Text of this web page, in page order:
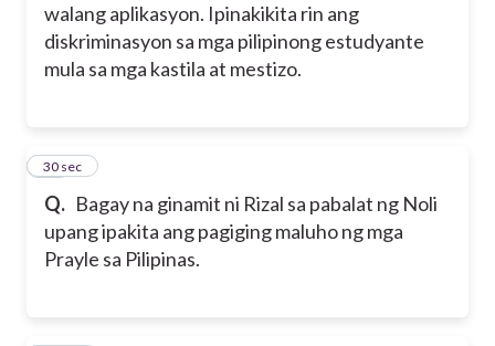
walang aplikasyon. Ipinakikita rin ang
diskriminasyon sa mga pilipinong estudyante
mula sa mga kastila at mestizo.
Q. Bagay na ginamit ni Rizal sa pabalat ng Noli
upang ipakita ang pagiging maluho ng mga
Prayle sa Pilipinas.
15
30 sec